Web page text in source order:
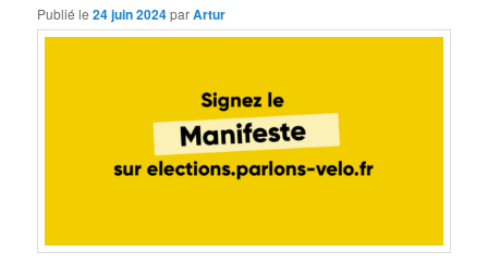
Publié le24 juin 2024parArtur